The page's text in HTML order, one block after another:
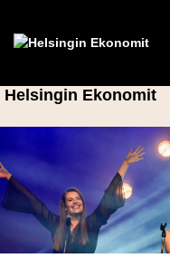
Helsingin Ekonomit